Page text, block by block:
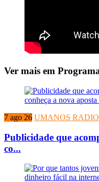
Ver mais em
7 ago 26 UMANOS
Publicidade que
co...